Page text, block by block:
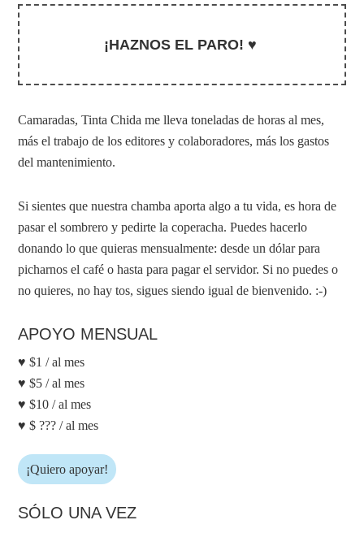
¡HAZNOS EL PARO! ♥
Camaradas, Tinta Chida me lleva toneladas de horas al mes,
más el trabajo de los editores y colaboradores, más los gastos
del mantenimiento.
Si sientes que nuestra chamba aporta algo a tu vida, es hora de
pasar el sombrero y pedirte la coperacha. Puedes hacerlo
donando lo que quieras mensualmente: desde un dólar para
picharnos el café o hasta para pagar el servidor. Si no puedes o
no quieres, no hay tos, sigues siendo igual de bienvenido. :-)
APOYO MENSUAL
♥ $1 / al mes
♥ $5 / al mes
♥ $10 / al mes
♥ $ ??? / al mes
¡Quiero apoyar!
SÓLO UNA VEZ